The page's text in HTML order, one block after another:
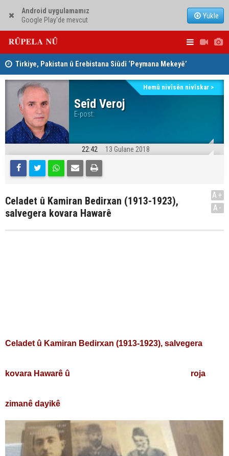
Android uygulamamız
Google Play'de mevcut
Yükle
Tirkiye, Pakistan û Erebistana Siûdî ‘Peymana Mekeyê’
îmze kir girîng e û
Seîd Veroj
E-post:
Hemû nivîsên nivîskar >
22:42 13 Gulane 2018
Celadet û Kamiran Bedirxan (1913-1923),
salvegera kovara Hawarê
A+
A-
Celadet û Kamiran Bedirxan (1913-1923), salvegera
kovara Hawarê û roja
zimanê dayikê